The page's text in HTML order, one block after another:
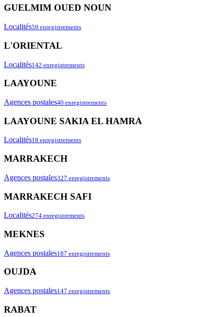
GUELMIM OUED NOUN
Localités59 enregistrements
L'ORIENTAL
Localités142 enregistrements
LAAYOUNE
Agences postales40 enregistrements
LAAYOUNE SAKIA EL HAMRA
Localités18 enregistrements
MARRAKECH
Agences postales327 enregistrements
MARRAKECH SAFI
Localités274 enregistrements
MEKNES
Agences postales187 enregistrements
OUJDA
Agences postales147 enregistrements
RABAT